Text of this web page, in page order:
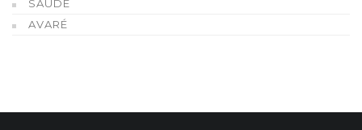
SAÚDE
AVARÉ